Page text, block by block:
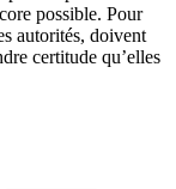
possible. Pour
autorités, doivent
certitude qu’elles